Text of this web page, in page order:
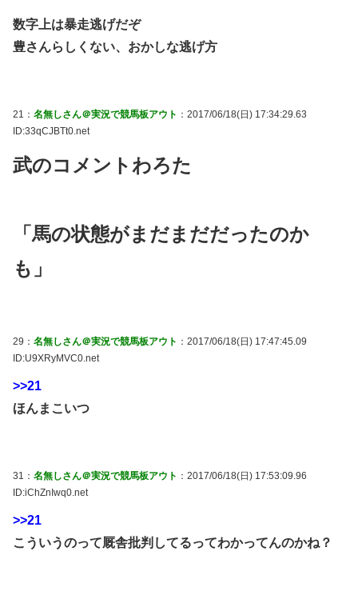
数字上は暴走逃げだぞ
豊さんらしくない、おかしな逃げ方
21： 名無しさん＠実況で競馬板アウト ：2017/06/18(日) 17:34:29.63
ID:33qCJBTt0.net
武のコメントわろた
「馬の状態がまだまだだったのか
も」
29： 名無しさん＠実況で競馬板アウト ：2017/06/18(日) 17:47:45.09
ID:U9XRyMVC0.net
>>21
ほんまこいつ
31： 名無しさん＠実況で競馬板アウト ：2017/06/18(日) 17:53:09.96
ID:iChZnIwq0.net
>>21
こういうのって厩舎批判してるってわかってんのかね？